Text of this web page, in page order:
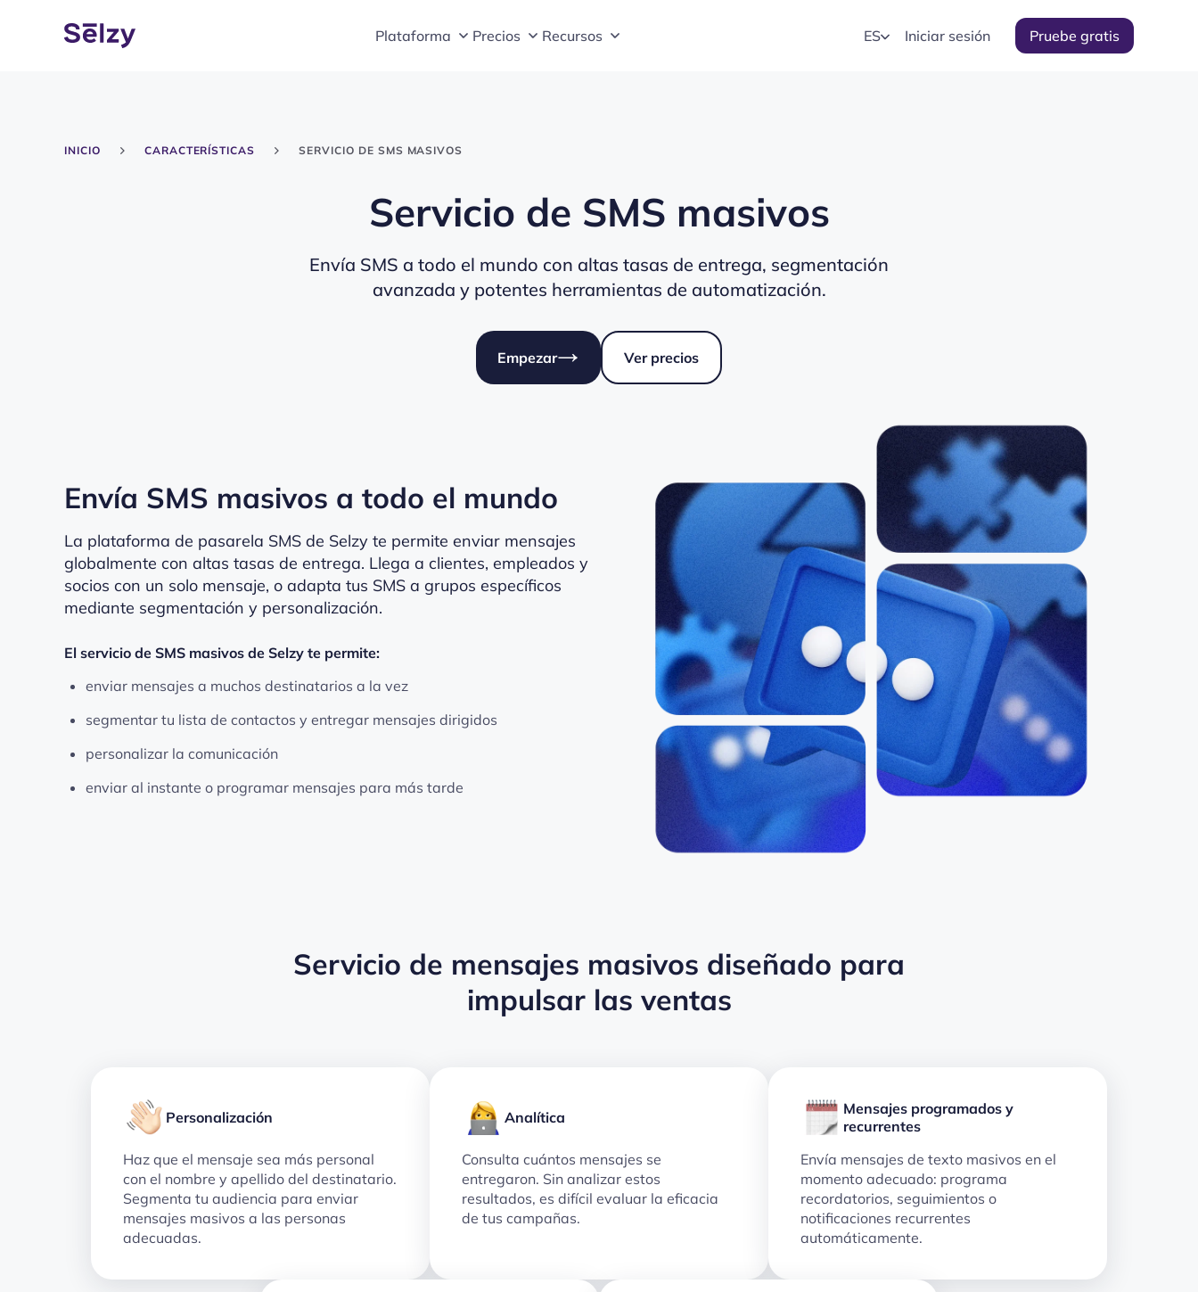
Plataforma Precios Recursos ES Iniciar sesión Pruebe gratis
INICIO CARACTERÍSTICAS SERVICIO DE SMS MASIVOS
Servicio de SMS masivos
Envía SMS a todo el mundo con altas tasas de entrega, segmentación
avanzada y potentes herramientas de automatización.
Empezar Ver precios
Envía SMS masivos a todo el mundo
La plataforma de pasarela SMS de Selzy te permite enviar mensajes
globalmente con altas tasas de entrega. Llega a clientes, empleados y
socios con un solo mensaje, o adapta tus SMS a grupos específicos
mediante segmentación y personalización.
El servicio de SMS masivos de Selzy te permite:
enviar mensajes a muchos destinatarios a la vez
segmentar tu lista de contactos y entregar mensajes dirigidos
personalizar la comunicación
enviar al instante o programar mensajes para más tarde
Servicio de mensajes masivos diseñado para
impulsar las ventas
Personalización
Haz que el mensaje sea más personal
con el nombre y apellido del destinatario.
Segmenta tu audiencia para enviar
mensajes masivos a las personas
adecuadas.
Analítica
Consulta cuántos mensajes se
entregaron. Sin analizar estos
resultados, es difícil evaluar la eficacia
de tus campañas.
Mensajes programados y
recurrentes
Envía mensajes de texto masivos en el
momento adecuado: programa
recordatorios, seguimientos o
notificaciones recurrentes
automáticamente.